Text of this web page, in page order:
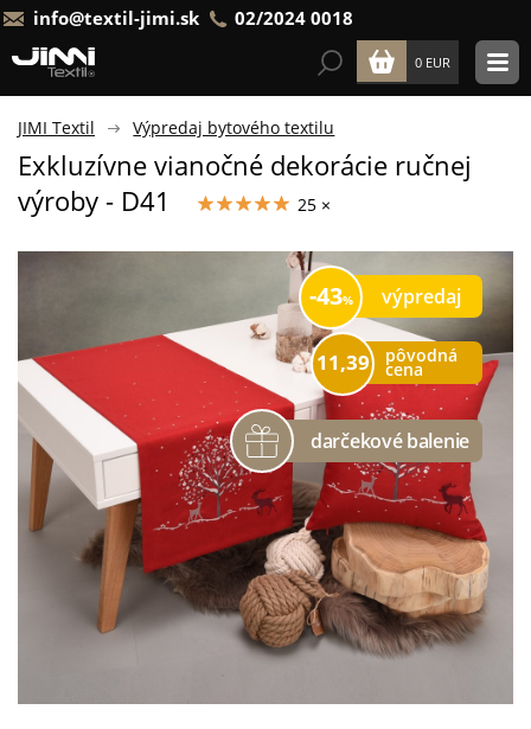
info@textil-jimi.sk 02/2024 0018
0 EUR
JIMI Textil Výpredaj bytového textilu
Exkluzívne vianočné dekorácie ručnej
výroby - D41
25 ×
výpredaj
43
pôvodná
cena
11,39